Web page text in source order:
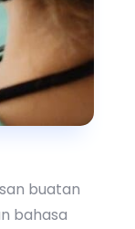
buatan
bahasa